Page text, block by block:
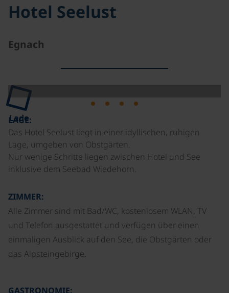
Hotel Seelust
Egnach
Lade
LAGE:
Das Hotel Seelust liegt in einer idyllischen, ruhigen
Lage, umgeben von Obstgärten.
Nur wenige Schritte liegen zwischen Hotel und See
inklusive dem Seebad Wiedehorn.
ZIMMER:
Alle Zimmer sind mit Bad/WC, kostenlosem WLAN, TV
und Telefon ausgestattet und verfügen über einen
einmaligen Ausblick auf den See, die Obstgärten oder
das Alpsteingebirge.
GASTRONOMIE: